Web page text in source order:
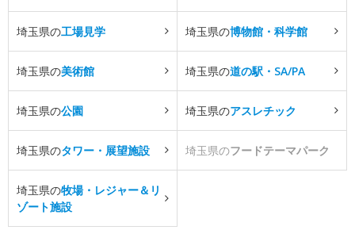
埼玉県の工場見学 埼玉県の博物館・科学館
埼玉県の美術館 埼玉県の道の駅・SA/PA
埼玉県の公園 埼玉県のアスレチック
埼玉県のタワー・展望施設 埼玉県のフードテーマパーク
埼玉県の牧場・レジャー＆リ
ゾート施設